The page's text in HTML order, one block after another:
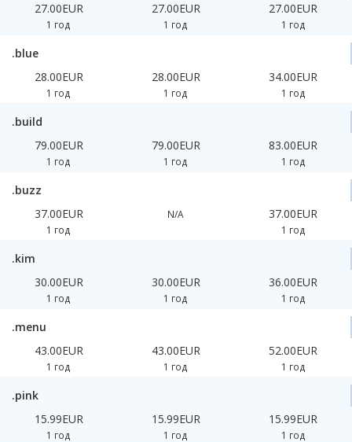
27.00EUR
1 год
27.00EUR
1 год
27.00EUR
1 год
.blue
28.00EUR
1 год
28.00EUR
1 год
34.00EUR
1 год
.build
79.00EUR
1 год
79.00EUR
1 год
83.00EUR
1 год
.buzz
37.00EUR
1 год
N/A 37.00EUR
1 год
.kim
30.00EUR
1 год
30.00EUR
1 год
36.00EUR
1 год
.menu
43.00EUR
1 год
43.00EUR
1 год
52.00EUR
1 год
.pink
15.99EUR
1 год
15.99EUR
1 год
15.99EUR
1 год